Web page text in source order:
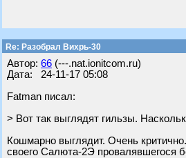
Re: Разобрал Вихрь-30
Автор: 66 (---.nat.ionitcom.ru)
Дата: 24-11-17 05:08
Fatman писал:
> Вот так выглядят гильзы.
Кошмарно выглядит. Очень
своего Салюта-2Э провалявшегося